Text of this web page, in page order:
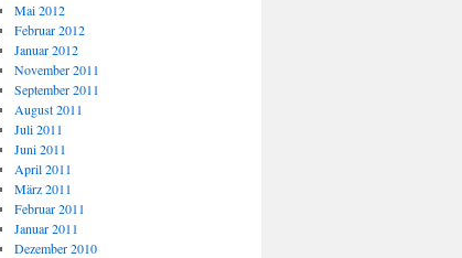
Mai 2012
Februar 2012
Januar 2012
November 2011
September 2011
August 2011
Juli 2011
Juni 2011
April 2011
März 2011
Februar 2011
Januar 2011
Dezember 2010